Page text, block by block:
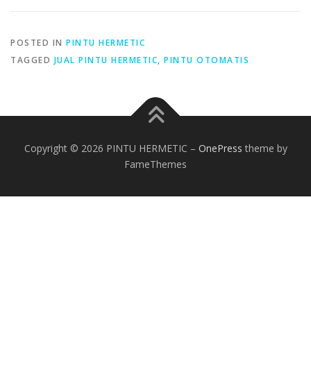
POSTED IN PINTU HERMETIC
TAGGED JUAL PINTU HERMETIC, PINTU OTOMATIS
Copyright © 2026 PINTU HERMETIC – OnePress theme by
FameThemes